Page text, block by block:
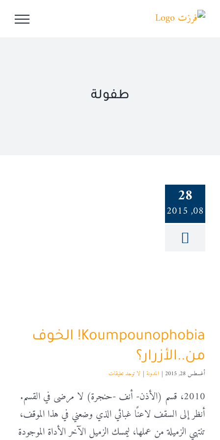
Skip
طفولة
28
08, 2015
Koumpounophobia! الخوف
من..الأزرار؟
أغسطس 28, 2015 | المدونة | لا توجد تعليقات
2010، قسم (الأذن- أنف -حنجرة) لا مرضى في القسم.
أنظر إلى السقف لاعنًا غبائي الذي وضعني في هذا الموقف،
تنتهي الزميلة من عملها، ليمسك الزميل الآخر الأداة الموجودة